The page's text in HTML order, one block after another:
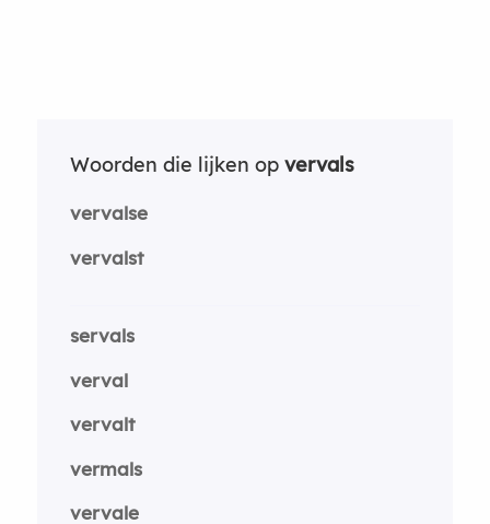
Woorden die lijken op vervals
vervalse
vervalst
servals
verval
vervalt
vermals
vervale